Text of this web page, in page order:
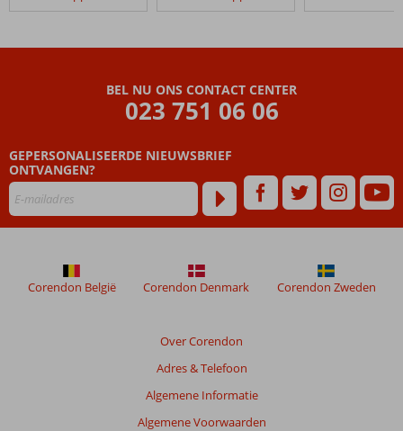
ouder
zijn
dan
maanden
niet
meer
BEL NU ONS CONTACT CENTER
023 751 06 06
GEPERSONALISEERDE NIEUWSBRIEF
ONTVANGEN?
Over Corendon
Adres & Telefoon
Algemene Informatie
Algemene Voorwaarden
Corendon België Corendon Denmark Corendon Zweden